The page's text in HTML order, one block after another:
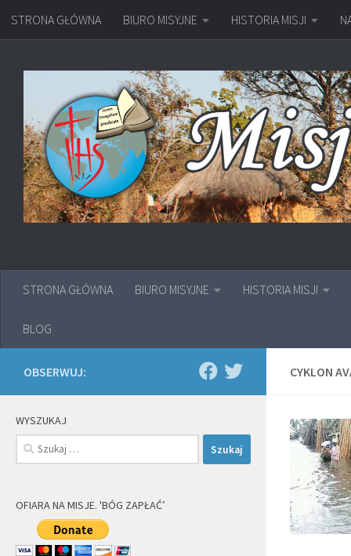
Przejdź do treści
STRONA GŁÓWNA BIURO MISYJNE HISTORIA MISJI
STRONA GŁÓWNA BIURO MISYJNE HISTORIA MISJI
BLOG
CYKLON
OBSERWUJ:
WYSZUKAJ
Szukaj:
OFIARA NA MISJE. 'BÓG ZAPŁAĆ’